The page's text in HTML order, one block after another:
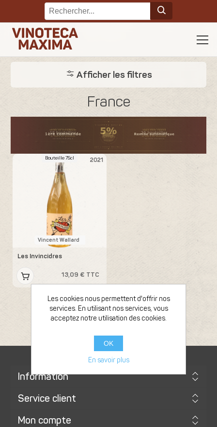
Afficher les filtres
France
2021
Bouteille 75cl
Vincent Wallard
Les Invincidres
13,09 € TTC
Information
Service client
Mon compte
Les cookies nous permettent d'offrir nos
services. En utilisant nos services, vous
acceptez notre utilisation des cookies.
OK
En savoir plus